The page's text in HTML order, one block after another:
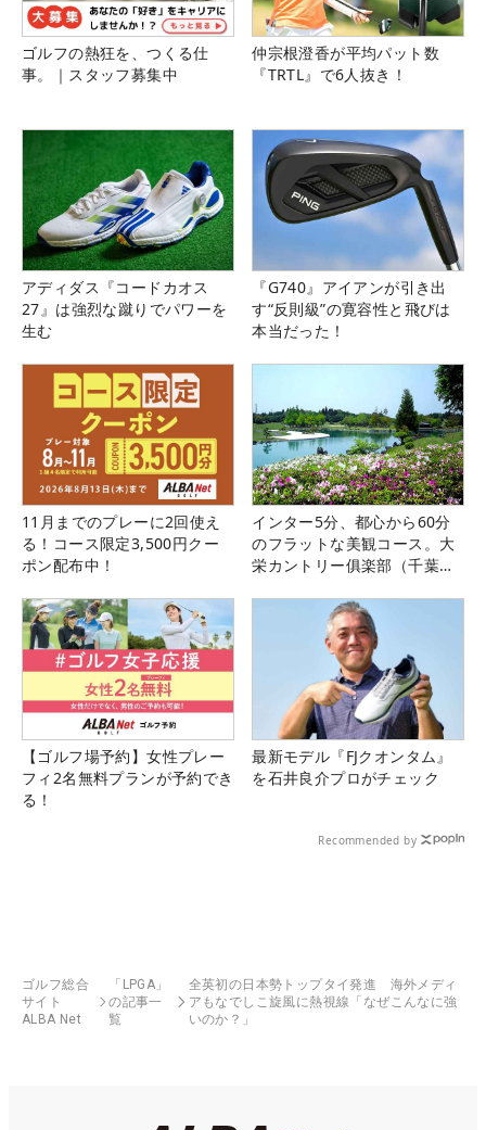
ゴルフの熱狂を、つくる仕
事。｜スタッフ募集中
仲宗根澄香が平均パット数
『TRTL』で6人抜き！
アディダス『コードカオス
27』は強烈な蹴りでパワーを
生む
『G740』アイアンが引き出
す“反則級”の寛容性と飛びは
本当だった！
11月までのプレーに2回使え
る！コース限定3,500円クー
ポン配布中！
インター5分、都心から60分
のフラットな美観コース。大
栄カントリー俱楽部（千葉
【ゴルフ場予約】女性プレー
フィ2名無料プランが予約でき
る！
最新モデル『FJクオンタム』
を石井良介プロがチェック
Recommended by
ゴルフ総合
サイト
ALBA Net
「LPGA」
の記事一
覧
全英初の日本勢トップタイ発進 海外メディ
アもなでしこ旋風に熱視線「なぜこんなに強
いのか？」